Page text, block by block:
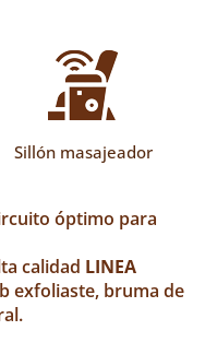
Sillón masajeador
óptimo para
calidad LINEA
exfoliaste, bruma de